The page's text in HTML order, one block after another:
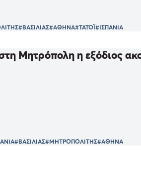
#ΒΑΣΙΛΙΑΣ#ΑΘΗΝΑ#ΤΑΤΟΪ#ΙΣΠΑΝΙΑ
Μητρόπολη η εξόδιος
#ΒΑΣΙΛΙΑΣ#ΜΗΤΡΟΠΟΛΙΤΗΣ#ΑΘΗΝΑ